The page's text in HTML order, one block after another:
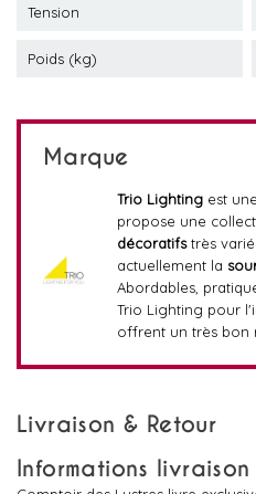
Tension
Poids (kg)
Marque
Trio Lighting est
propose une
décoratifstrès
actuellement la
Abordables,
Trio Lighting pour
offrent un très bon
Livraison & Retour
Informations livraison